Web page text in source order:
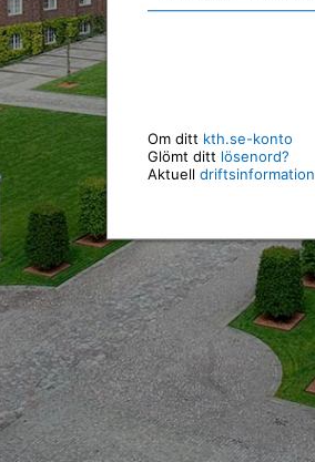
Om ditt kth.se-konto
Glömt ditt lösenord?
Aktuell driftsinformation